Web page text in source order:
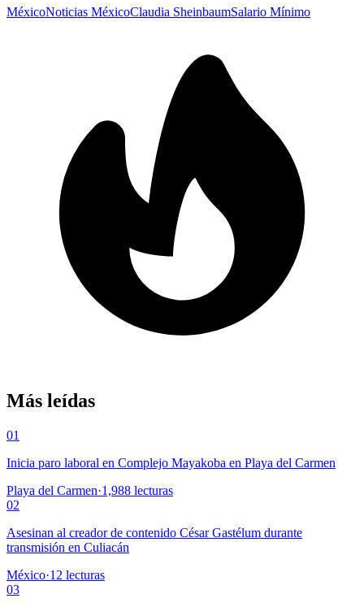
MéxicoNoticias MéxicoClaudia SheinbaumSalario Mínimo
Más leídas
01
Inicia paro laboral en Complejo Mayakoba en Playa del Carmen
Playa del Carmen·1,988 lecturas
02
Asesinan al creador de contenido César Gastélum durante
transmisión en Culiacán
México·12 lecturas
03